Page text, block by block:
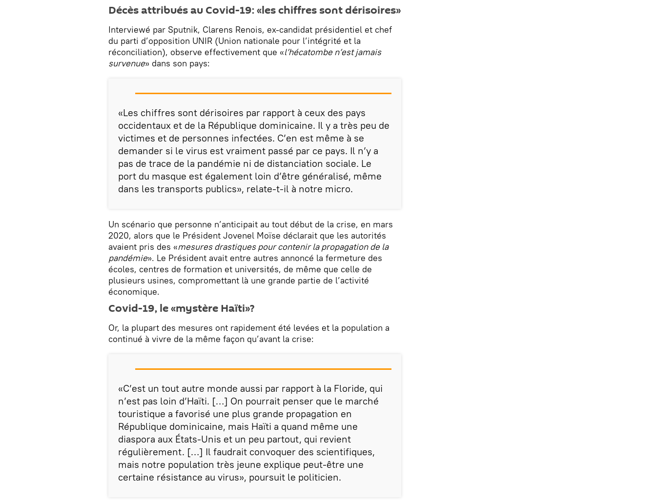
Décès attribués au Covid-19: «les chiffres sont dérisoires»
Interviewé par Sputnik, Clarens Renois, ex-candidat présidentiel et chef
du parti d’opposition UNIR (Union nationale pour l’intégrité et la
réconciliation), observe effectivement que «l’hécatombe n’est jamais
survenue» dans son pays:
«Les chiffres sont dérisoires par rapport à ceux des pays
occidentaux et de la République dominicaine. Il y a très peu de
victimes et de personnes infectées. C’en est même à se
demander si le virus est vraiment passé par ce pays. Il n’y a
pas de trace de la pandémie ni de distanciation sociale. Le
port du masque est également loin d’être généralisé, même
dans les transports publics», relate-t-il à notre micro.
Un scénario que personne n’anticipait au tout début de la crise, en mars
2020, alors que le Président Jovenel Moïse déclarait que les autorités
avaient pris des «mesures drastiques pour contenir la propagation de la
pandémie». Le Président avait entre autres annoncé la fermeture des
écoles, centres de formation et universités, de même que celle de
plusieurs usines, compromettant là une grande partie de l’activité
économique.
Covid-19, le «mystère Haïti»?
Or, la plupart des mesures ont rapidement été levées et la population a
continué à vivre de la même façon qu’avant la crise:
«C’est un tout autre monde aussi par rapport à la Floride, qui
n’est pas loin d’Haïti. […] On pourrait penser que le marché
touristique a favorisé une plus grande propagation en
République dominicaine, mais Haïti a quand même une
diaspora aux États-Unis et un peu partout, qui revient
régulièrement. […] Il faudrait convoquer des scientifiques,
mais notre population très jeune explique peut-être une
certaine résistance au virus», poursuit le politicien.